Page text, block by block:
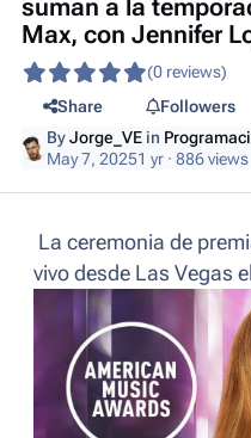
suman a la
Max, con Jennifer
(0 reviews)
Share
Followers
ByJorge_VE in
May 7, 20251 yr · 886 views
La ceremonia de
vivo desde Las Vegas